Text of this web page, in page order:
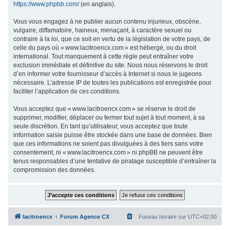
https://www.phpbb.com/(en anglais).
Vous vous engagez à ne publier aucun contenu injurieux, obscène,
vulgaire, diffamatoire, haineux, menaçant, à caractère sexuel ou
contraire à la loi, que ce soit en vertu de la législation de votre pays, de
celle du pays où « www.lacitroencx.com » est hébergé, ou du droit
international. Tout manquement à cette règle peut entraîner votre
exclusion immédiate et définitive du site. Nous nous réservons le droit
d’en informer votre fournisseur d’accès à Internet si nous le jugeons
nécessaire. L’adresse IP de toutes les publications est enregistrée pour
faciliter l’application de ces conditions.
Vous acceptez que « www.lacitroencx.com » se réserve le droit de
supprimer, modifier, déplacer ou fermer tout sujet à tout moment, à sa
seule discrétion. En tant qu’utilisateur, vous acceptez que toute
information saisie puisse être stockée dans une base de données. Bien
que ces informations ne soient pas divulguées à des tiers sans votre
consentement, ni « www.lacitroencx.com » ni phpBB ne peuvent être
tenus responsables d’une tentative de piratage susceptible d’entraîner la
compromission des données.
lacitroencx Forum Agence CX Fuseau horaire sur UTC+02:00